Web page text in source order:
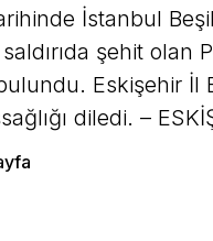
İstanbul
şehit olan
Eskişehir İl
diledi. –